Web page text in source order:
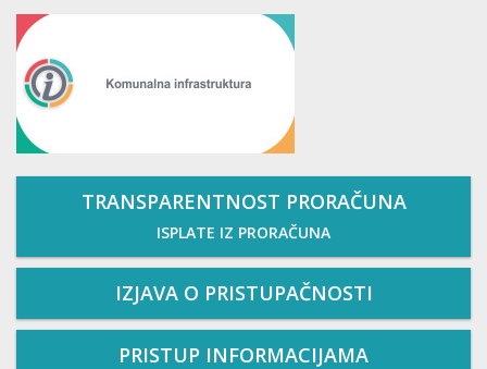
TRANSPARENTNOST PRORAČUNA
ISPLATE IZ PRORAČUNA
IZJAVA O PRISTUPAČNOSTI
PRISTUP INFORMACIJAMA